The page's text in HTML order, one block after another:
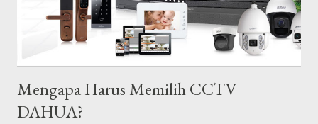
Mengapa Harus Memilih CCTV
DAHUA?